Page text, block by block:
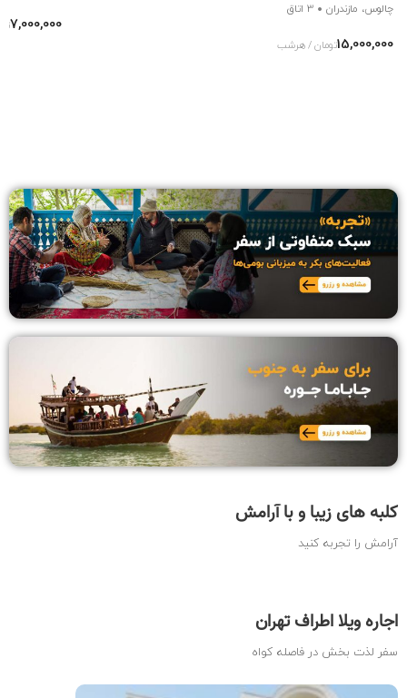
چالوس، مازندران 3 اتاق
15,000,000تومان / هرشب
7,000,000
کلبه های زیبا و با آرامش
آرامش را تجربه کنید
اجاره ویلا اطراف تهران
سفر لذت بخش در فاصله کواه